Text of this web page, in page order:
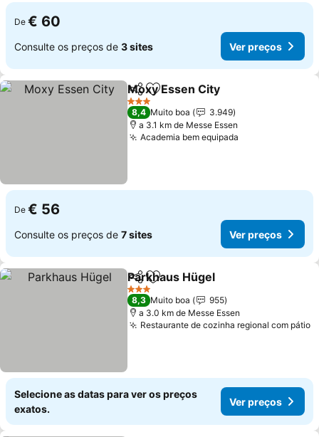
De € 60
Consulte os preços de 3 sites Ver preços
PartilharAdicionar aos favoritos
Moxy Essen City
3 Estrelas
8,4 Muito boa
3.949
a 3.1 km de Messe Essen
Academia bem equipada
De € 56
Consulte os preços de 7 sites Ver preços
PartilharAdicionar aos favoritos
Parkhaus Hügel
3 Estrelas
8,3 Muito boa
955
a 3.0 km de Messe Essen
Restaurante de cozinha regional com pátio
Selecione as datas para ver os preços
exatos.
Ver preços